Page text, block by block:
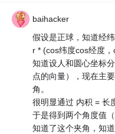
baihacker
假设是正球，知道经
r * (cos纬度cos经度
知道设人和圆心坐标
点的向量），现在主
角。
很明显通过 内积 = 长
于是得到两个角度值
知道了这个夹角，知